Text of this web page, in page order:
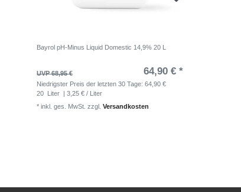
Bayrol pH-Minus Liquid Domestic 14,9% 20 L
UVP 68,95 € 64,90 € *
Niedrigster Preis der letzten 30 Tage:64,90 €
20 Liter | 3,25 € / Liter
*inkl. ges. MwSt. zzgl.Versandkosten